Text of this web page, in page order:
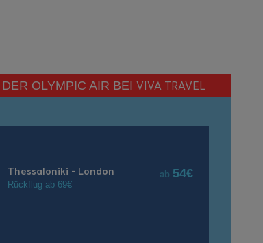
OLYMPIC AIR BEI VIVA TRAVEL
Thessaloniki - London
Rückflug ab 69€
ab 54€